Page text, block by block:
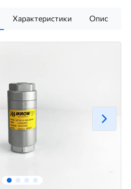
Характеристики Опис